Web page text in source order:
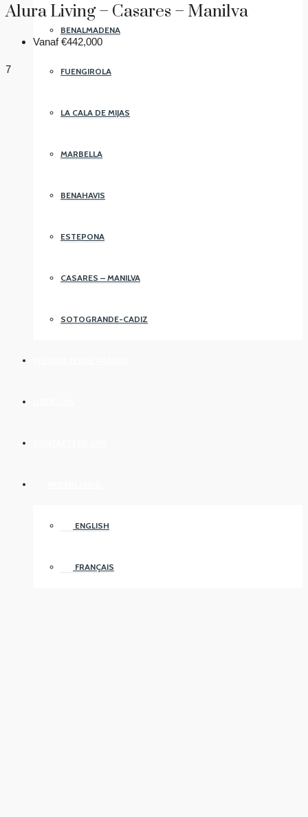
BENALMADENA
FUENGIROLA
LA CALA DE MIJAS
MARBELLA
BENAHAVIS
ESTEPONA
CASARES – MANILVA
SOTOGRANDE-CADIZ
ENGLISH
FRANÇAIS
Alura Living – Casares – Manilva
Vanaf€442,000
7